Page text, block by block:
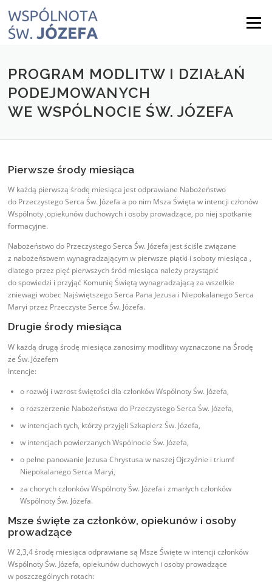
content
Menu
PROGRAM MODLITW I DZIAŁAŃ
PODEJMOWANYCH
WE WSPÓLNOCIE ŚW. JÓZEFA
Pierwsze środy miesiąca
W każdą pierwszą środę miesiąca jest odprawiane Nabożeństwo
do Przeczystego Serca Św. Józefa a po nim Msza Święta w intencji członów
Wspólnoty ,opiekunów duchowych i osoby prowadzące, po niej spotkanie
formacyjne.
Nabożeństwo do Przeczystego Serca Św. Józefa jest ściśle związane
z nabożeństwem wynagradzającym w pierwsze piątki i soboty miesiąca ,
dlatego przez pięć pierwszych śród miesiąca należy przystąpić
do spowiedzi i przyjąć Komunię Świętą wynagradzającą za wszelkie
zniewagi wobec Najświętszego Serca Pana Jezusa i Niepokalanego Serca
Maryi przez Przeczyste Serce Św. Józefa.
Drugie środy miesiąca
W każdą drugą środę miesiąca zanosimy modlitwy wyznaczone na Środę
ze Św. Józefem
Intencje:
o rozwój i wzrost świętości dla członków Wspólnoty Św. Józefa,
o rozszerzenie Nabożeństwa do Przeczystego Serca Św. Józefa,
w intencjach tych, którzy przyjęli Szkaplerz Św. Józefa,
w intencjach powierzanych Wspólnocie Św. Józefa,
o pełne panowanie Jezusa Chrystusa w naszej Ojczyźnie i triumf
Niepokalanego Serca Maryi,
za chorych członków Wspólnoty Św. Józefa i zmarłych członków
Wspólnoty Św. Józefa.
Msze święte za członków, opiekunów i osoby
prowadzące
W 2,3,4 środę miesiąca odprawiane są Msze Święte w intencji członków
Wspólnoty Św. Józefa, opiekunów duchowych i osoby prowadzące
w poszczególnych rotach: